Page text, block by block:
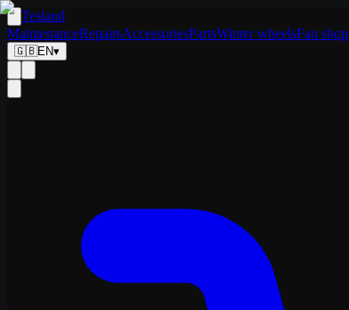
Tesland
MaintenanceRepairsAccessoriesPartsWinter wheelsFan shop
🇬🇧EN▾